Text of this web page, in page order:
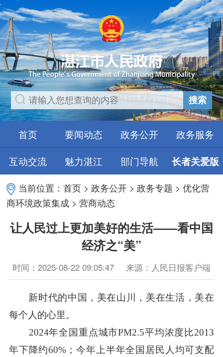
搜索
首页 要闻动态 政务公开
政务服务
互动交流
魅力湛江 部门导航 长者关爱版
当前位置：首页 >政务公开 >政务专题 >优化营
商环境政策集成 >营商动态
让人民过上更加美好的生活——看中国
经济之“美”
时间：2025-08-22 09:05:47 来源：人民日报客户端
新时代的中国，美在山川，美在生活，美在
每个人的心里。
2024年全国重点城市PM2.5平均浓度比2013
年下降约60%；今年上半年全国居民人均可支配